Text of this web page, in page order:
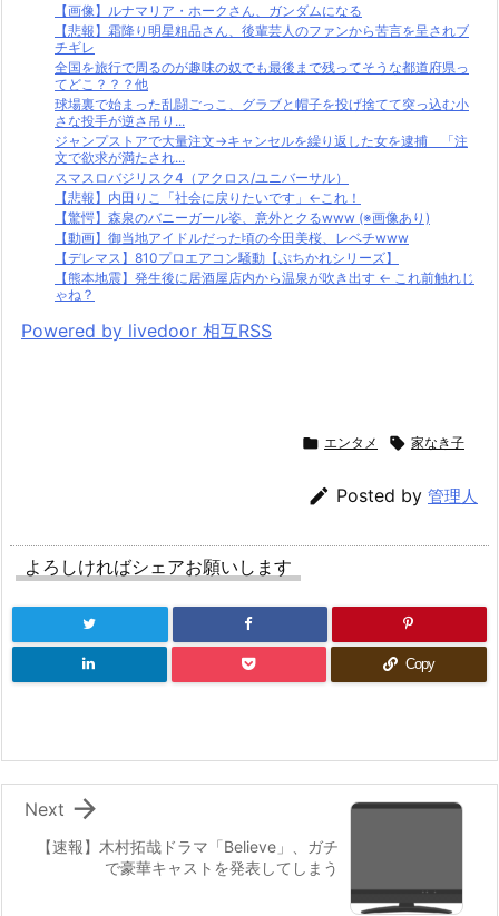
【画像】ルナマリア・ホークさん、ガンダムになる
【悲報】霜降り明星粗品さん、後輩芸人のファンから苦言を呈されブ
チギレ
全国を旅行で周るのが趣味の奴でも最後まで残ってそうな都道府県っ
てどこ？？？他
球場裏で始まった乱闘ごっこ、グラブと帽子を投げ捨てて突っ込む小
さな投手が逆さ吊り...
ジャンプストアで大量注文→キャンセルを繰り返した女を逮捕 「注
文で欲求が満たされ...
スマスロバジリスク4（アクロス/ユニバーサル）
【悲報】内田りこ「社会に戻りたいです」←これ！
【驚愕】森泉のバニーガール姿、意外とクるwww (※画像あり)
【動画】御当地アイドルだった頃の今田美桜、レベチwww
【デレマス】810プロエアコン騒動【ぷちかれシリーズ】
【熊本地震】発生後に居酒屋店内から温泉が吹き出す ← これ前触れじ
ゃね？
Powered by livedoor 相互RSS
 エンタメ  家なき子
 Posted by 管理人
よろしければシェアお願いします
Copy
【速報】木村拓哉ドラマ「Believe」、ガチ
で豪華キャストを発表してしまう

Next